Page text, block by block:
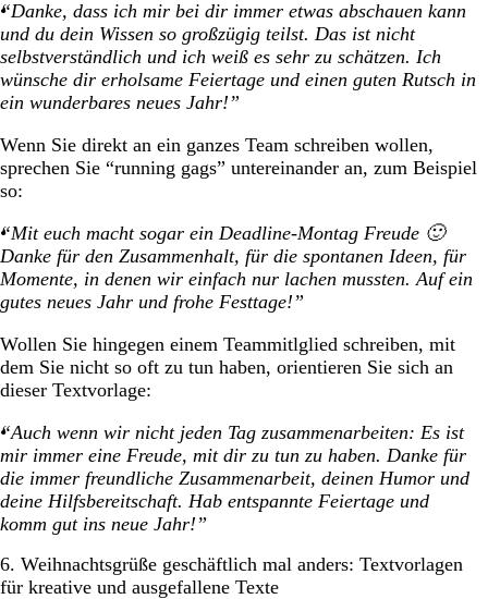
“Danke, dass ich mir bei dir immer etwas abschauen kann
und du dein Wissen so großzügig teilst. Das ist nicht
selbstverständlich und ich weiß es sehr zu schätzen. Ich
wünsche dir erholsame Feiertage und einen guten Rutsch in
ein wunderbares neues Jahr!”
Wenn Sie direkt an ein ganzes Team schreiben wollen,
sprechen Sie “running gags” untereinander an, zum Beispiel
so:
“Mit euch macht sogar ein Deadline-Montag Freude 🙂
Danke für den Zusammenhalt, für die spontanen Ideen, für
Momente, in denen wir einfach nur lachen mussten. Auf ein
gutes neues Jahr und frohe Festtage!”
Wollen Sie hingegen einem Teammitlglied schreiben, mit
dem Sie nicht so oft zu tun haben, orientieren Sie sich an
dieser Textvorlage:
“Auch wenn wir nicht jeden Tag zusammenarbeiten: Es ist
mir immer eine Freude, mit dir zu tun zu haben. Danke für
die immer freundliche Zusammenarbeit, deinen Humor und
deine Hilfsbereitschaft. Hab entspannte Feiertage und
komm gut ins neue Jahr!”
6. Weihnachtsgrüße geschäftlich mal anders: Textvorlagen
für kreative und ausgefallene Texte